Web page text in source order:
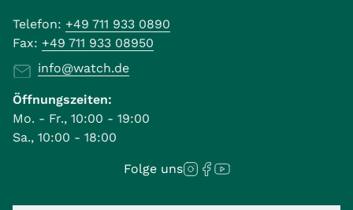
Telefon: +49 711 933 0890
Fax: +49 711 933 08950
info@watch.de
Öffnungszeiten:
Mo. - Fr., 10:00 - 19:00
Sa., 10:00 - 18:00
Folge uns